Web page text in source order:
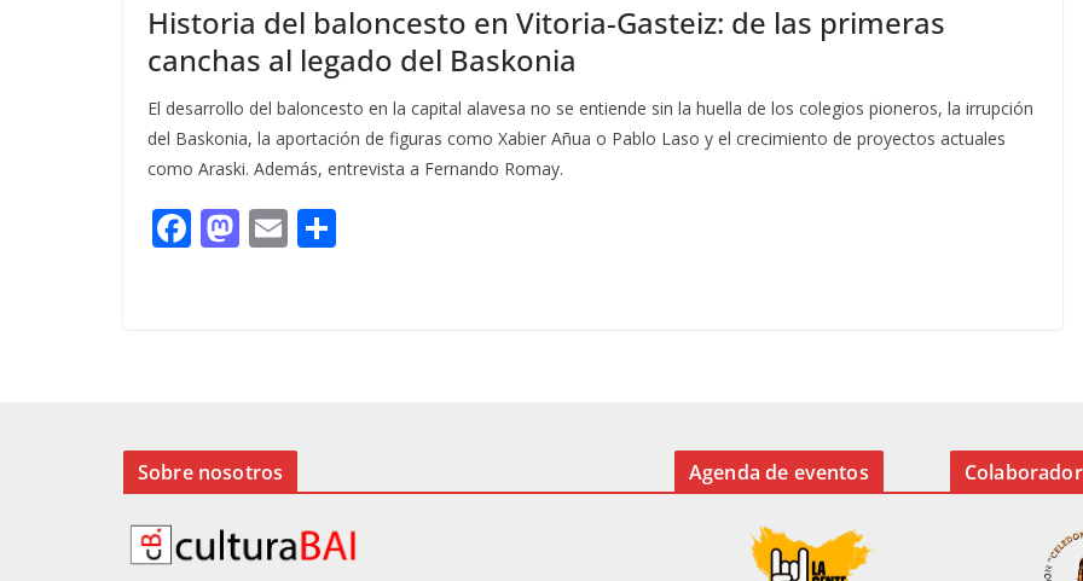
Historia del baloncesto en Vitoria-Gasteiz: de las primeras
canchas al legado del Baskonia
El desarrollo del baloncesto en la capital alavesa no se entiende sin la huella de los colegios pioneros, la irrupción
del Baskonia, la aportación de figuras como Xabier Añua o Pablo Laso y el crecimiento de proyectos actuales
como Araski. Además, entrevista a Fernando Romay.
F
k
M E
Sobre nosotros Agenda de eventos